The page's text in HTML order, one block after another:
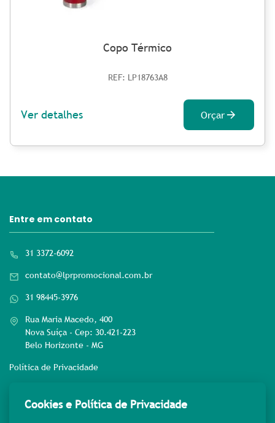
Copo Térmico
REF: LP18763A8
Ver detalhes Orçar
Entre em contato
31 3372-6092
contato@lprpromocional.com.br
31 98445-3976
Rua Maria Macedo, 400
Nova Suíça - Cep: 30.421-223
Belo Horizonte - MG
Política de Privacidade
Rede sociais
Cookies e Política de Privacidade